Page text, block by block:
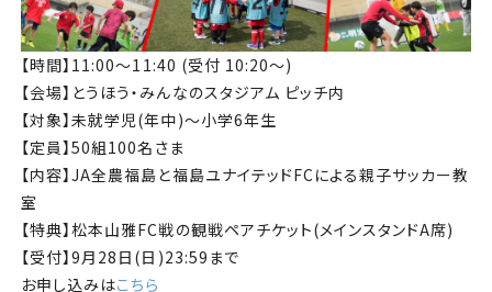
【時間】11:00〜11:40 (受付 10:20〜)
【会場】とうほう・みんなのスタジアム ピッチ内
【対象】未就学児(年中)〜小学6年生
【定員】50組100名さま
【内容】JA全農福島と福島ユナイテッドFCによる親子サッカー教
室
【特典】松本山雅FC戦の観戦ペアチケット(メインスタンドA席)
【受付】9月28日(日)23:59まで
お申し込みはこちら